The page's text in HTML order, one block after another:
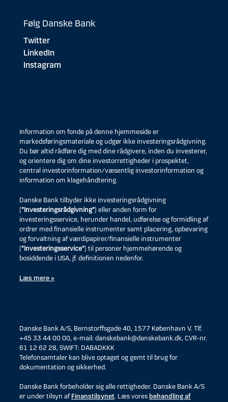
Følg Danske Bank
Twitter
LinkedIn
Instagram
Information om fonde på denne hjemmeside er
markedsføringsmateriale og udgør ikke investeringsrådgivning.
Du bør altid rådføre dig med dine rådgivere, inden du investerer,
og orientere dig om dine investorrettigheder i prospektet,
central investorinformation/væsentlig investorinformation og
information om klagehåndtering.
Danske Bank tilbyder ikke investeringsrådgivning
(”Investeringsrådgivning”) eller anden form for
investeringsservice, herunder handel, udførelse og formidling af
ordrer med finansielle instrumenter samt placering, opbevaring
og forvaltning af værdipapirer/finansielle instrumenter
(”Investeringsservice”) til personer hjemmehørende og
bosiddende i USA, jf. definitionen nedenfor.
Læs mere »
Danske Bank A/S, Bernstorffsgade 40, 1577 København V. Tlf.
+45 33 44 00 00, e-mail: danskebank@danskebank.dk, CVR-nr.
61 12 62 28, SWIFT: DABADKKK
Telefonsamtaler kan blive optaget og gemt til brug for
dokumentation og sikkerhed.
Danske Bank forbeholder sig alle rettigheder. Danske Bank A/S
er under tilsyn afFinanstilsynet. Læs vores behandling af